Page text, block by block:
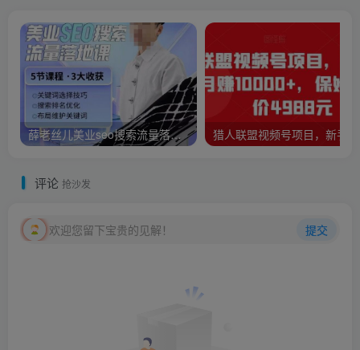
薛老丝儿美业seo搜索流量落地课，一周暴涨20w粉丝，全干货讲解
评论 抢沙发
欢迎您留下宝贵的见解！ 提交